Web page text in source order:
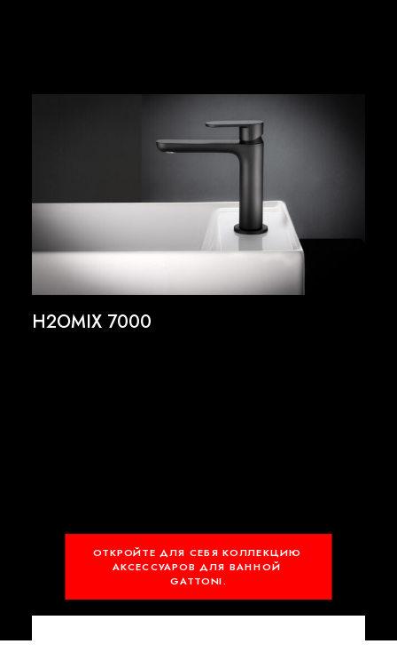
H2OMIX 7000
ОТКРОЙТЕ ДЛЯ СЕБЯ КОЛЛЕКЦИЮ
АКСЕССУАРОВ ДЛЯ ВАННОЙ
GATTONI.